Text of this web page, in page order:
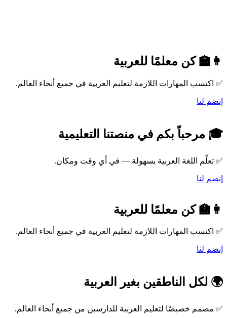
👩‍🏫 كن معلمًا للعربية
✅ اكتسب المهارات اللازمة لتعليم العربية في جميع أنحاء العالم.
إنضم لنا
🎓 مرحباً بكم في منصتنا التعليمية
✅ تعلّم اللغة العربية بسهولة — في أي وقت ومكان.
إنضم لنا
👩‍🏫 كن معلمًا للعربية
✅ اكتسب المهارات اللازمة لتعليم العربية في جميع أنحاء العالم.
إنضم لنا
🌍 لكل الناطقين بغير العربية
✅ مصمم خصيصًا لتعليم العربية للدارسين من جميع أنحاء العالم.